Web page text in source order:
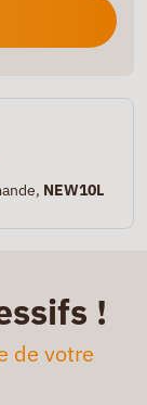
NEW10L
!
de votre